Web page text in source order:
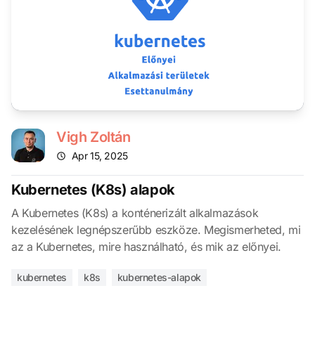
Vigh Zoltán
Apr 15, 2025
Kubernetes (K8s) alapok
A Kubernetes (K8s) a konténerizált alkalmazások
kezelésének legnépszerűbb eszköze. Megismerheted, mi
az a Kubernetes, mire használható, és mik az előnyei.
kubernetes k8s kubernetes-alapok